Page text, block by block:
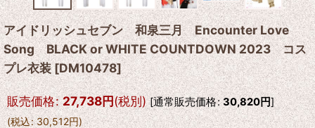
アイドリッシュセブン 和泉三月 Encounter Love
Song BLACK or WHITE COUNTDOWN 2023 コス
プレ衣装[DM10478]
販売価格: 27,738円(税別) [通常販売価格: 30,820円]
(税込: 30,512円)